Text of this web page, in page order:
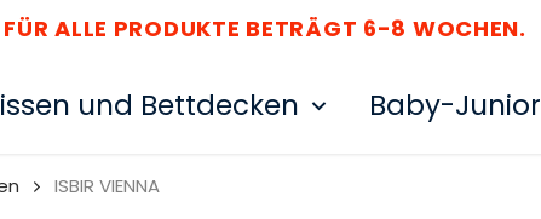
FÜR ALLE PRODUKTE BETRÄGT 6-8 WOCHEN.
und Bettdecken Baby-Junior
ISBIR VIENNA